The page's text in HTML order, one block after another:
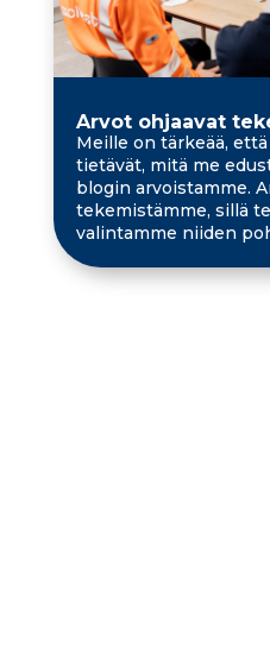
Arvot ohjaavat
Meille on tärkeää,
tietävät, mitä me
blogin arvoistamme.
tekemistämme, sillä
valintamme niiden